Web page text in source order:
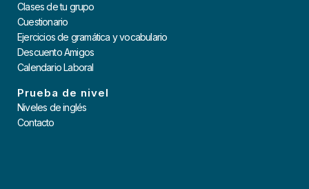
Clases de tu grupo
Cuestionario
Ejercicios de gramática y vocabulario
Descuento Amigos
Calendario Laboral
Prueba de nivel
Niveles de inglés
Contacto